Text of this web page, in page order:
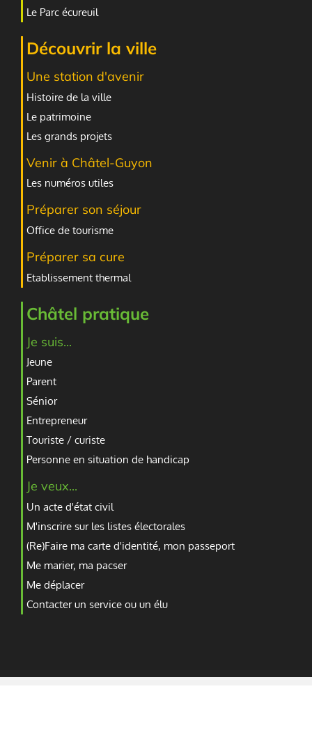
Le Parc écureuil
Découvrir la ville
Une station d'avenir
Histoire de la ville
Le patrimoine
Les grands projets
Venir à Châtel-Guyon
Les numéros utiles
Préparer son séjour
Office de tourisme
Préparer sa cure
Etablissement thermal
Châtel pratique
Je suis...
Jeune
Parent
Sénior
Entrepreneur
Touriste / curiste
Personne en situation de handicap
Je veux...
Un acte d'état civil
M'inscrire sur les listes électorales
(Re)Faire ma carte d'identité, mon passeport
Me marier, ma pacser
Me déplacer
Contacter un service ou un élu